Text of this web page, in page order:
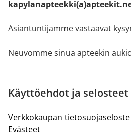
Asiantuntijamme vastaavat
Neuvomme sinua apteekin
Käyttöehdot ja selosteet
Verkkokaupan tietosuojaseloste
Evästeet